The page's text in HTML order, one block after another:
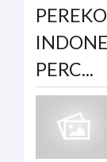
PERC...